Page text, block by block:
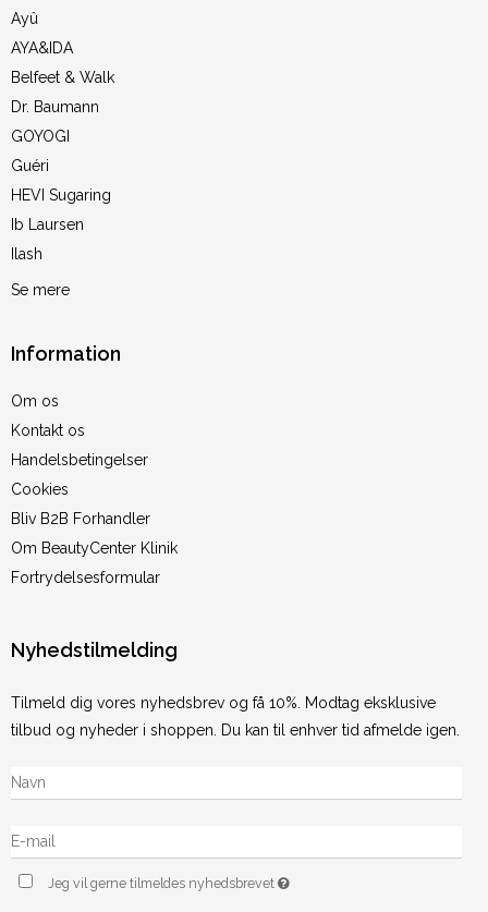
Ayû
AYA&IDA
Belfeet & Walk
Dr. Baumann
GOYOGI
Guéri
HEVI Sugaring
Ib Laursen
Ilash
Se mere
Information
Om os
Kontakt os
Handelsbetingelser
Cookies
Bliv B2B Forhandler
Om BeautyCenter Klinik
Fortrydelsesformular
Nyhedstilmelding
Tilmeld dig vores nyhedsbrev og få 10%. Modtag eksklusive
tilbud og nyheder i shoppen. Du kan til enhver tid afmelde igen.
Jeg vil gerne tilmeldes nyhedsbrevet